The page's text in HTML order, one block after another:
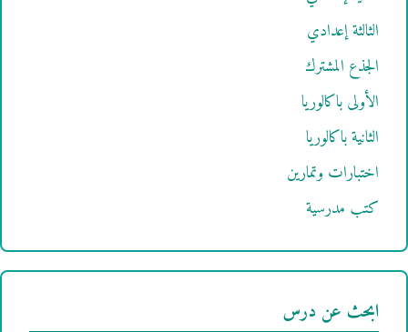
الثالثة إعدادي
الجذع المشترك
الأولى باكالوريا
الثانية باكالوريا
اختبارات وتمارين
كتب مدرسية
ابحث عن درس